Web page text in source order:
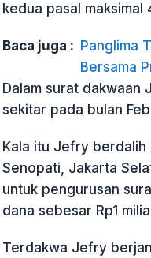
kedua pasal maksimal
Baca juga : Panglima
Bersama
Dalam surat dakwaan
sekitar pada bulan
Kala itu Jefry
Senopati, Jakarta
untuk pengurusan
dana sebesar Rp1
Terdakwa Jefry